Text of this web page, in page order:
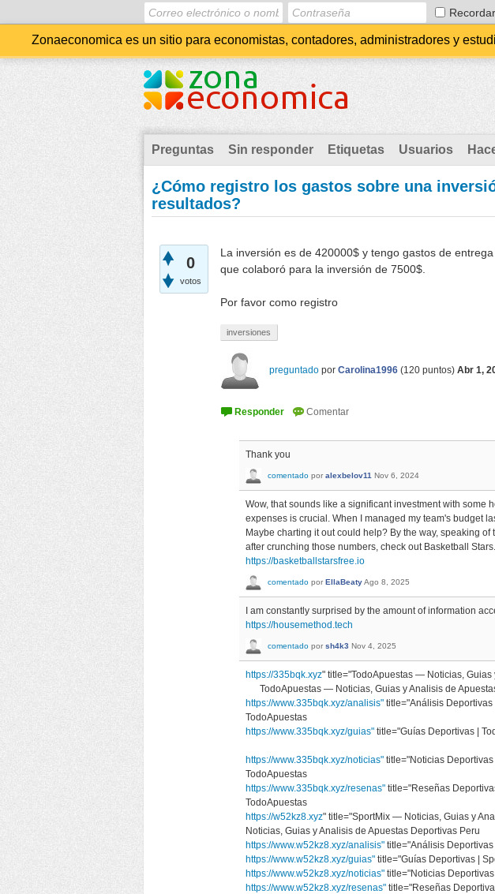
Recordar
Zonaeconomica es un sitio para economistas, contadores, administradores y
Preguntas Sin responder Etiquetas Usuarios
¿Cómo registro los gastos sobre una
resultados?
0
votos
La inversión es de 420000$ y tengo gastos de
que colaboró para la inversión de 7500$.
Por favor como registro
inversiones
preguntado por Carolina1996 (120 puntos) Abr 1,
Thank you
comentado por alexbelov11 Nov 6, 2024
Wow, that sounds like a significant investment with some
expenses is crucial. When I managed my team's budget
Maybe charting it out could help? By the way, speaking
after crunching those numbers, check out Basketball
https://basketballstarsfree.io
comentado por EllaBeatyAgo 8, 2025
I am constantly surprised by the amount of information
https://housemethod.tech
comentado por sh4k3 Nov 4, 2025
https://335bqk.xyz" title="TodoApuestas — Noticias,
TodoApuestas — Noticias, Guias y Analisis de
https://www.335bqk.xyz/analisis" title="Análisis
TodoApuestas
https://www.335bqk.xyz/guias" title="Guías Deportivas |
https://www.335bqk.xyz/noticias" title="Noticias
TodoApuestas
https://www.335bqk.xyz/resenas" title="Reseñas
TodoApuestas
https://w52kz8.xyz" title="SportMix — Noticias, Guias y
Noticias, Guias y Analisis de Apuestas Deportivas Peru
https://www.w52kz8.xyz/analisis" title="Análisis
https://www.w52kz8.xyz/guias" title="Guías Deportivas |
https://www.w52kz8.xyz/noticias" title="Noticias
https://www.w52kz8.xyz/resenas" title="Reseñas